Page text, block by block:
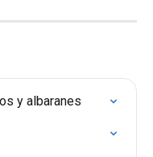
y albaranes